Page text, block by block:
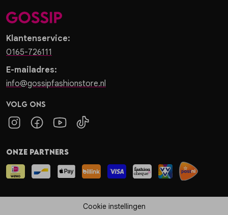
Klantenservice:
0165-726111
E-mailadres:
info@gossipfashionstore.nl
Volg ons
Onze partners
Cookie instellingen